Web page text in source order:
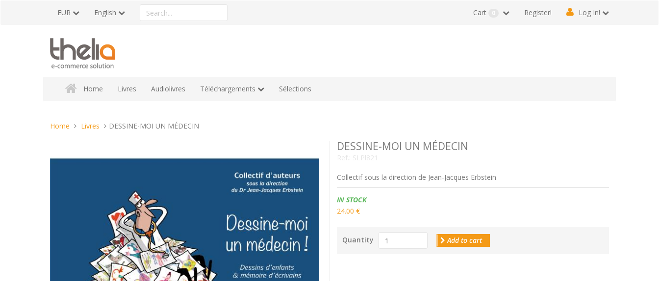
EUR English
Search
a
Register! Log In!
Cart 0
Home Livres Audiolivres Téléchargements Sélections
You
Home Livres DESSINE-MOI UN MÉDECIN
DESSINE-MOI UN MÉDECIN
Ref.: SLPl821
Collectif sous la direction de Jean-Jacques Erbstein
Availability:
IN STOCK
24.00 €
Quantity Add to cart